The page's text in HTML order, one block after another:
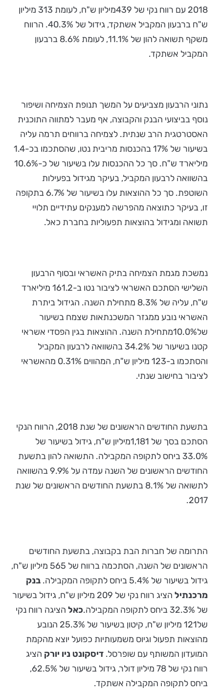
2018 עם רווח נקי של 439מיליון ש"ח, לעומת 313 מיליון
ש"ח ברבעון המקביל אשתקד, גידול של 40.3%. הרווח
משקף תשואה להון של 11.1%, לעומת 8.6% ברבעון
המקביל אשתקד.
נתוני הרבעון מצביעים על המשך תנופת הצמיחה ושיפור
נוסף בביצועי הבנק והקבוצה, אף מעבר למתווה התוכנית
האסטרטגית הרב שנתית. לצמיחה ברווחים תרמה עליה
בשיעור של 17% בהכנסות מריבית נטו, שהסתכמו בכ-1.4
מיליארד ש"ח. סך כל ההכנסות עלו בשיעור של כ-10.6%
בהשוואה לרבעון המקביל, בעיקר מגידול בפעילות
השוטפת. סך כל ההוצאות עלו בשיעור של 6.7% בתקופה
זו, בעיקר כתוצאה מהפרשה למענקים עתידיים תלויי
תשואה ומגידול בהוצאות תפעוליות בחברת כאל.
נמשכת מגמת הצמיחה בתיק האשראי ובסוף הרבעון
השלישי הסתכם האשראי לציבור נטו ב-161.2 מיליארד
ש"ח, עליה של 8.3% מתחילת השנה. הגידול ביתרת
האשראי נובע ממגזר המשכנתאות שצמח בשיעור
של10.0%מתחילת השנה. ההוצאות בגין הפסדי אשראי
קטנו בשיעור של 34.2% בהשוואה לרבעון המקביל
והסתכמו ב-123 מיליון ש"ח, המהווים 0.31% מהאשראי
לציבור בחישוב שנתי.
בתשעת החודשים הראשונים של שנת 2018, הרווח הנקי
הסתכם בסך של 1,181מיליון ש"ח, גידול בשיעור של
33.0% ביחס לתקופה המקבילה. התשואה להון בתשעת
החודשים הראשונים של השנה עמדה על 9.9% בהשוואה
לתשואה של 8.1% בתשעת החודשים הראשונים של שנת
2017.
התרומה של חברות הבת בקבוצה, בתשעת החודשים
הראשונים של השנה, הסתכמה ברווח של 565 מיליון ש"ח,
גידול בשיעור של 5.4% ביחס לתקופה המקבילה.
בנק
מרכנתיל
הציג רווח נקי של 209 מיליון ש"ח, גידול בשיעור
של 32.3% ביחס לתקופה המקבילה.
כאל הציגה רווח נקי
של121 מיליון ש"ח, קיטון בשיעור של 25.3% הנובע
מהוצאות תפעול וגיוס משמעותיות כפועל יוצא מהקמת
המועדון המשותף עם שופרסל. דיסקונט ניו יורק הציג
רווח נקי של 78 מיליון דולר, גידול בשיעור של 62.5%,
ביחס לתקופה המקבילה אשתקד.